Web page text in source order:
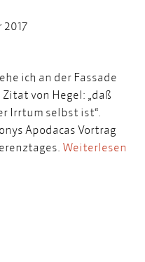
2017
ich an der Fassade
von Hegel: „daß
Irrtum selbst ist“.
Apodacas Vortrag
Weiterlesen